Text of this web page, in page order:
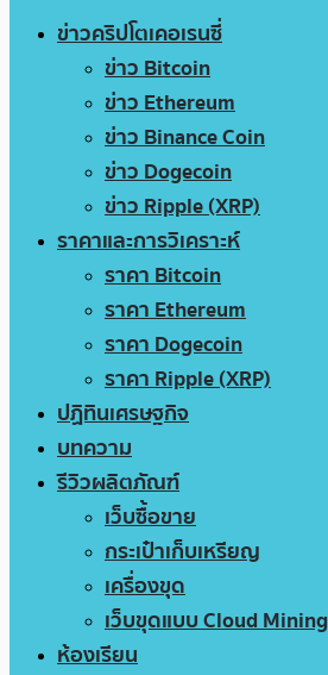
ข่าวคริปโตเคอเรนซี่
ข่าว Bitcoin
ข่าว Ethereum
ข่าว Binance Coin
ข่าว Dogecoin
ข่าว Ripple (XRP)
ราคาและการวิเคราะห์
ราคา Bitcoin
ราคา Ethereum
ราคา Dogecoin
ราคา Ripple (XRP)
ปฏิทินเศรษฐกิจ
บทความ
รีวิวผลิตภัณฑ์
เว็บซื้อขาย
กระเป๋าเก็บเหรียญ
เครื่องขุด
เว็บขุดแบบ Cloud Mining
ห้องเรียน